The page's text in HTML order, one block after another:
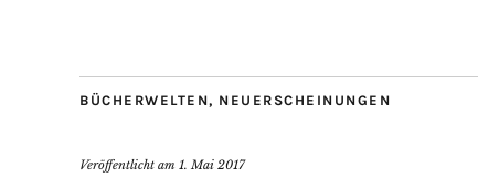
BÜCHERWELTEN, NEUERSCHEINUNGEN
Veröffentlicht am 1. Mai 2017